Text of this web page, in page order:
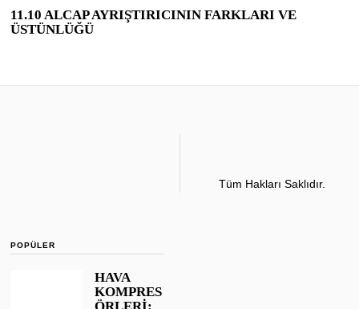
11.10 ALCAP AYRIŞTIRICININ FARKLARI VE
ÜSTÜNLÜĞÜ
Tüm Hakları Saklıdır.
POPÜLER
HAVA
KOMPRES